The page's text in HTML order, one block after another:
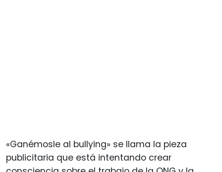
«Ganémosle al bullying» se llama la pieza
publicitaria que está intentando crear